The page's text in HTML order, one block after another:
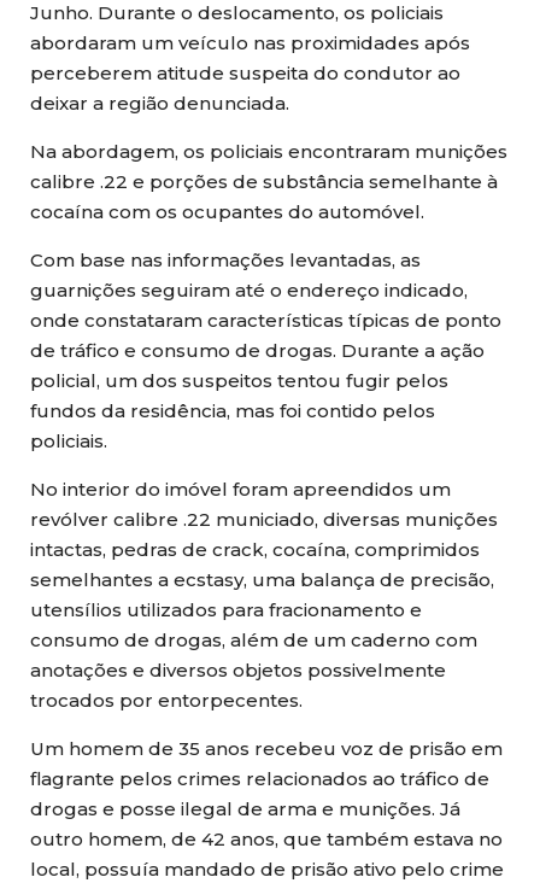
Junho. Durante o deslocamento, os policiais
abordaram um veículo nas proximidades após
perceberem atitude suspeita do condutor ao
deixar a região denunciada.
Na abordagem, os policiais encontraram munições
calibre .22 e porções de substância semelhante à
cocaína com os ocupantes do automóvel.
Com base nas informações levantadas, as
guarnições seguiram até o endereço indicado,
onde constataram características típicas de ponto
de tráfico e consumo de drogas. Durante a ação
policial, um dos suspeitos tentou fugir pelos
fundos da residência, mas foi contido pelos
policiais.
No interior do imóvel foram apreendidos um
revólver calibre .22 municiado, diversas munições
intactas, pedras de crack, cocaína, comprimidos
semelhantes a ecstasy, uma balança de precisão,
utensílios utilizados para fracionamento e
consumo de drogas, além de um caderno com
anotações e diversos objetos possivelmente
trocados por entorpecentes.
Um homem de 35 anos recebeu voz de prisão em
flagrante pelos crimes relacionados ao tráfico de
drogas e posse ilegal de arma e munições. Já
outro homem, de 42 anos, que também estava no
local, possuía mandado de prisão ativo pelo crime